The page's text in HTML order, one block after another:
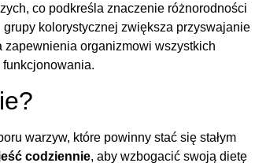
co podkreśla znaczenie różnorodności
kolorystycznej zwiększa przyswajanie
zapewnienia organizmowi wszystkich
funkcjonowania.
warzyw, które powinny stać się stałym
codziennie, aby wzbogacić swoją dietę